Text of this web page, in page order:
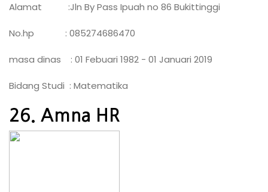
Alamat :Jln By Pass Ipuah no 86 Bukittinggi
No.hp : 085274686470
masa dinas : 01 Febuari 1982 - 01 Januari 2019
Bidang Studi : Matematika
26. Amna HR